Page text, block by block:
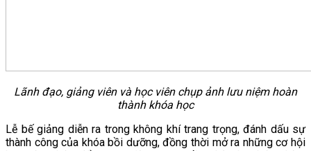
Lãnh đạo, giảng viên và học viên chụp ảnh lưu niệm hoàn
thành khóa học
Lễ bế giảng diễn ra trong không khí trang trọng, đánh dấu sự
thành công của khóa bồi dưỡng, đồng thời mở ra những cơ hội